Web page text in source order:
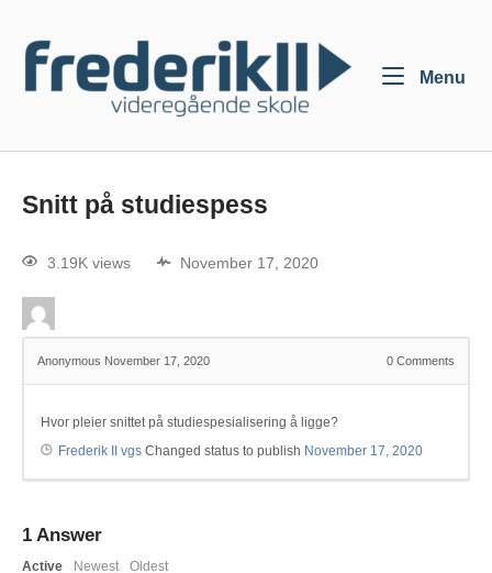
Menu
Snitt på studiespess
3.19K views November 17, 2020
Anonymous November 17, 2020 0 Comments
Hvor pleier snittet på studiespesialisering å ligge?
Frederik II vgs Changed status to publish November 17, 2020
1 Answer
Active Newest Oldest